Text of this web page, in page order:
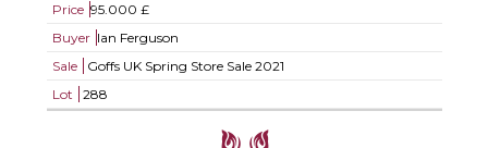
Price 95.000 £
Buyer Ian Ferguson
Sale
Goffs UK Spring Store Sale 2021
Lot
288